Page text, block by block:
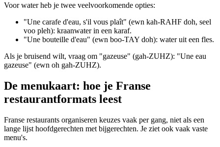
Voor water heb je twee veelvoorkomende opties:
"Une carafe d'eau, s'il vous plaît" (ewn kah-RAHF doh, seel
voo pleh): kraanwater in een karaf.
"Une bouteille d'eau" (ewn boo-TAY doh): water uit een fles.
Als je bruisend wilt, vraag om "gazeuse" (gah-ZUHZ): "Une eau
gazeuse" (ewn oh gah-ZUHZ).
De menukaart: hoe je Franse
restaurantformats leest
Franse restaurants organiseren keuzes vaak per gang, niet als een
lange lijst hoofdgerechten met bijgerechten. Je ziet ook vaak vaste
menu's.